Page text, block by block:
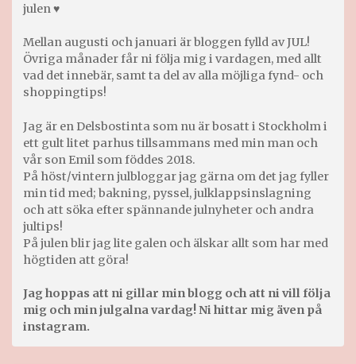
julen ♥
Mellan augusti och januari är bloggen fylld av JUL!
Övriga månader får ni följa mig i vardagen, med allt
vad det innebär, samt ta del av alla möjliga fynd- och
shoppingtips!
Jag är en Delsbostinta som nu är bosatt i Stockholm i
ett gult litet parhus tillsammans med min man och
vår son Emil som föddes 2018.
På höst/vintern julbloggar jag gärna om det jag fyller
min tid med; bakning, pyssel, julklappsinslagning
och att söka efter spännande julnyheter och andra
jultips!
På julen blir jag lite galen och älskar allt som har med
högtiden att göra!
Jag hoppas att ni gillar min blogg och att ni vill följa
mig och min julgalna vardag! Ni hittar mig även på
instagram.